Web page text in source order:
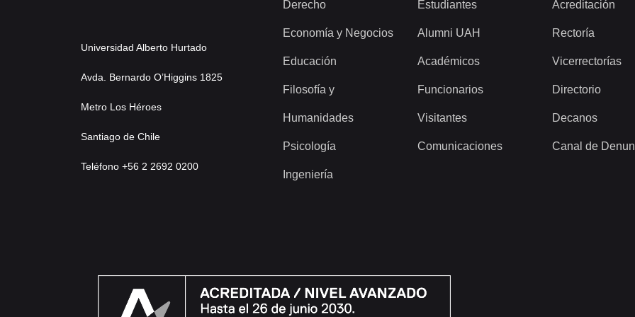
Universidad Alberto Hurtado
Avda. Bernardo O’Higgins 1825
Metro Los Héroes
Santiago de Chile
Teléfono +56 2 2692 0200
Derecho
Economía y Negocios
Educación
Filosofía y
Humanidades
Psicología
Ingeniería
Estudiantes
Alumni UAH
Académicos
Funcionarios
Visitantes
Comunicaciones
Acreditación
Rectoría
Vicerrectorías
Directorio
Decanos
Canal de